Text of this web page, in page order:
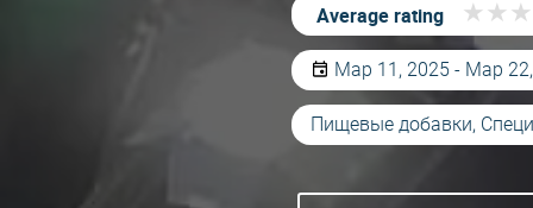
Average rating ★ ★ ★
★ ★ ★
Мар 11, 2025 - Мар
Пищевые добавки,